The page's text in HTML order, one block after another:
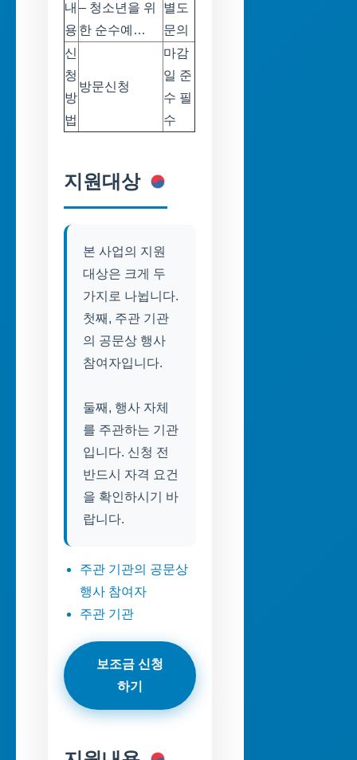
내
용
– 청소년을 위
한 순수예…
별도
문의
신
청
방
법
방문신청
마감
일 준
수 필
수
지원대상
본 사업의 지원
대상은 크게 두
가지로 나뉩니다.
첫째, 주관 기관
의 공문상 행사
참여자입니다.
둘째, 행사 자체
를 주관하는 기관
입니다. 신청 전
반드시 자격 요건
을 확인하시기 바
랍니다.
주관 기관의 공문상
행사 참여자
주관 기관
보조금 신청
하기